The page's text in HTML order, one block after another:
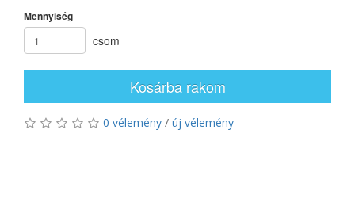
Mennyiség
csom
Kosárba rakom
0 vélemény / új vélemény